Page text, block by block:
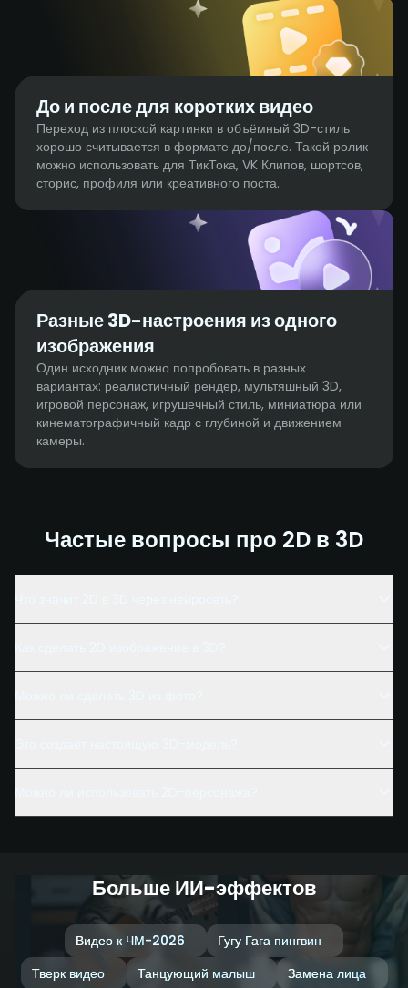
До и после для коротких видео
Переход из плоской картинки в объёмный 3D-стиль
хорошо считывается в формате до/после. Такой ролик
можно использовать для ТикТока, VK Клипов, шортсов,
сторис, профиля или креативного поста.
Разные 3D-настроения из одного
изображения
Один исходник можно попробовать в разных
вариантах: реалистичный рендер, мультяшный 3D,
игровой персонаж, игрушечный стиль, миниатюра или
кинематографичный кадр с глубиной и движением
камеры.
Частые вопросы про 2D в 3D
Больше ИИ-эффектов
Видео к ЧМ-2026
Гугу Гага пингвин
Тверк видео
Танцующий малыш
Замена лица